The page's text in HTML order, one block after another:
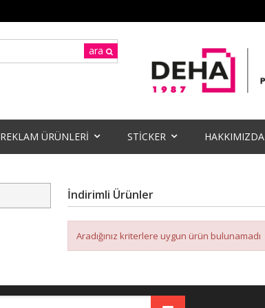
ara
REKLAM ÜRÜNLERİ STİCKER HAKKIMIZDA
İndirimli Ürünler
Aradığınız kriterlere uygun ürün bulunamadı